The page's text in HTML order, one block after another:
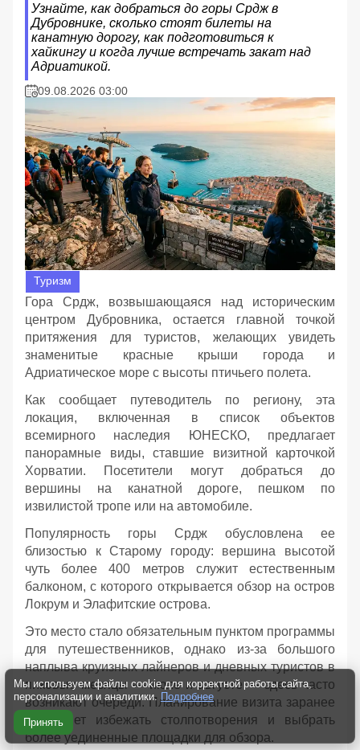
Узнайте, как добраться до горы Срдж в
Дубровнике, сколько стоят билеты на
канатную дорогу, как подготовиться к
хайкингу и когда лучше встречать закат над
Адриатикой.
09.08.2026 03:00
Туризм
Гора Срдж, возвышающаяся над историческим
центром Дубровника, остается главной точкой
притяжения для туристов, желающих увидеть
знаменитые красные крыши города и
Адриатическое море с высоты птичьего полета.
Как сообщает путеводитель по региону, эта
локация, включенная в список объектов
всемирного наследия ЮНЕСКО, предлагает
панорамные виды, ставшие визитной карточкой
Хорватии. Посетители могут добраться до
вершины на канатной дороге, пешком по
извилистой тропе или на автомобиле.
Популярность горы Срдж обусловлена ее
близостью к Старому городу: вершина высотой
чуть более 400 метров служит естественным
балконом, с которого открывается обзор на остров
Локрум и Элафитские острова.
Это место стало обязательным пунктом программы
для путешественников, однако из-за большого
наплыва круизных лайнеров и дневных туристов в
пиковые месяцы — июле и августе — здесь часто
возникают очереди. Планирование визита заранее
позволяет избежать столпотворения и выбрать
более уединенные площадки для обзора.
Мы используем файлы cookie для корректной работы сайта,
персонализации и аналитики. Подробнее
Принять